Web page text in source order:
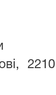
2210